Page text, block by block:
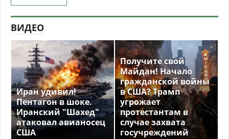
ВИДЕО
Иран удивил!
Пентагон в шоке.
Иранский "Шахед"
атаковал авианосец
США
Получите свой
Майдан! Начало
гражданской войны
в США? Трамп
угрожает
протестантам в
случае захвата
госучреждений